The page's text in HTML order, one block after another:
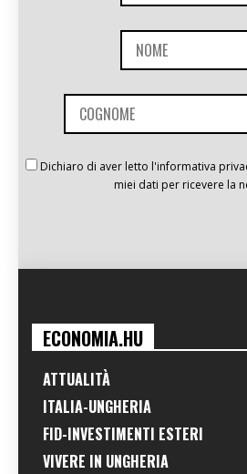
Dichiaro di aver letto l'informativa
miei dati per ricevere la
ECONOMIA.HU
ATTUALITÀ
ITALIA-UNGHERIA
FID-INVESTIMENTI ESTERI
VIVERE IN UNGHERIA